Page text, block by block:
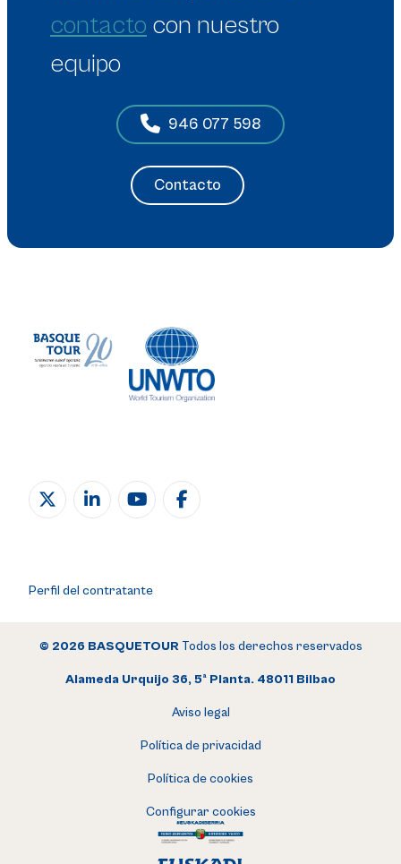
contacto con nuestro
equipo
946 077 598
Contacto
Perfil del contratante
© 2026 BASQUETOURTodos los derechos reservados
Alameda Urquijo 36, 5ª Planta. 48011 Bilbao
Aviso legal
Política de privacidad
Política de cookies
Configurar cookies